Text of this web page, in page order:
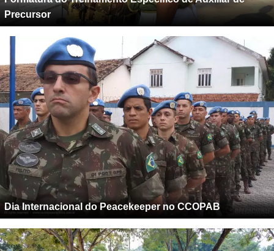
Precursor
Dia Internacional do Peacekeeper no CCOPAB